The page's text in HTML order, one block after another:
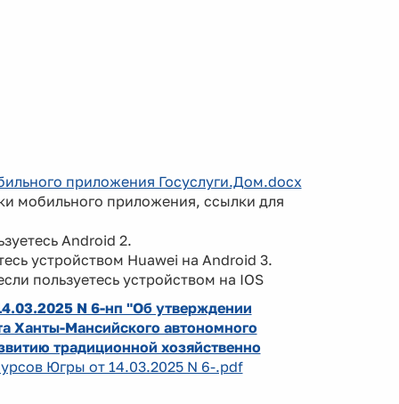
приложения Госуслуги.Дом.docx
мобильного приложения, ссылки для
Android 2.
устройством Huawei на Android 3.
пользуетесь устройством на IOS
N 6-нп "Об утверждении
Ханты-Мансийского автономного
традиционной хозяйственно
Югры от 14.03.2025 N 6-.pdf